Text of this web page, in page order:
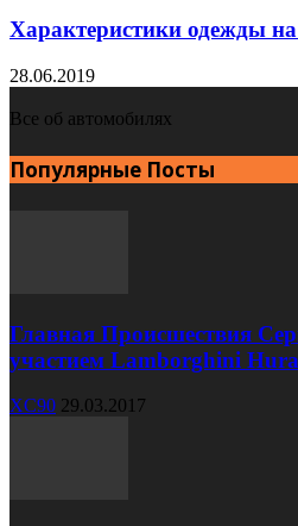
Характеристики одежды на
28.06.2019
Все об автомобилях
Популярные Посты
Главная Происшествия
участием Lamborghini
XC90 29.03.2017